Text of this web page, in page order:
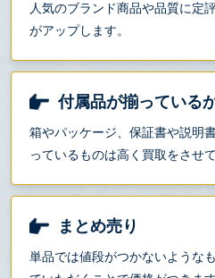
人気のブランド商品や品質に定
がアップします。
付属品が揃っている
箱やパッケージ、保証書や説明
っているものは高く買取をさせ
まとめ売り
単品では値段がつかないような